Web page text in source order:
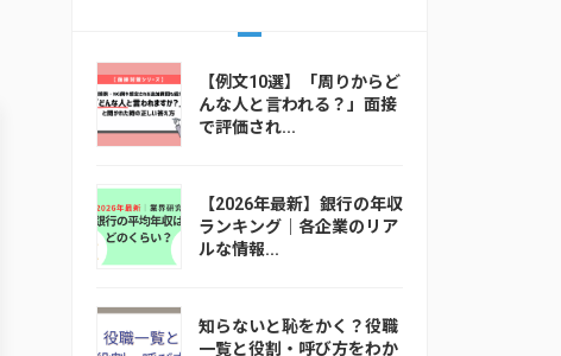
【例文10選】「周りからど
んな人と言われる？」面接
で評価され...
【2026年最新】銀行の年収
ランキング｜各企業のリア
ルな情報...
知らないと恥をかく？役職
一覧と役割・呼び方をわか